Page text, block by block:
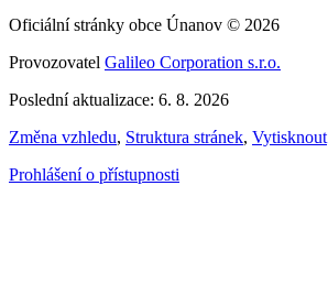
Oficiální stránky obce Únanov © 2026
Provozovatel Galileo Corporation s.r.o.
Poslední aktualizace: 6. 8. 2026
Změna vzhledu, Struktura stránek, Vytisknout
Prohlášení o přístupnosti